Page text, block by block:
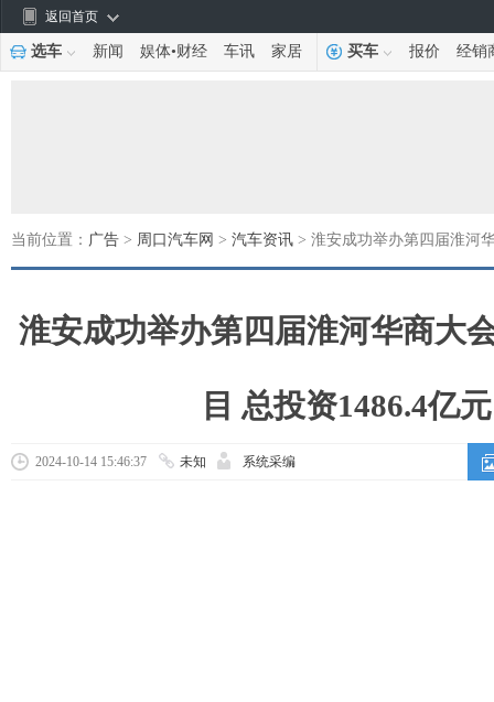
返回首页
选车 新闻 娱体•财经 车讯 家居 买车 报价 经销
当前位置： 广告 > 周口汽车网 > 汽车资讯 > 淮安成功举办第四届淮河
淮安成功举办第四届淮河华商大
目 总投资1486.4亿元
2024-10-14 15:46:37 未知 系统采编